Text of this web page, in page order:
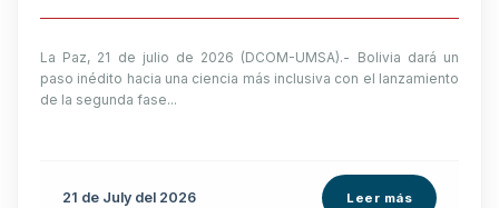
La Paz, 21 de julio de 2026 (DCOM-UMSA).- Bolivia dará un
paso inédito hacia una ciencia más inclusiva con el lanzamiento
de la segunda fase...
21 de July del 2026 Leer más